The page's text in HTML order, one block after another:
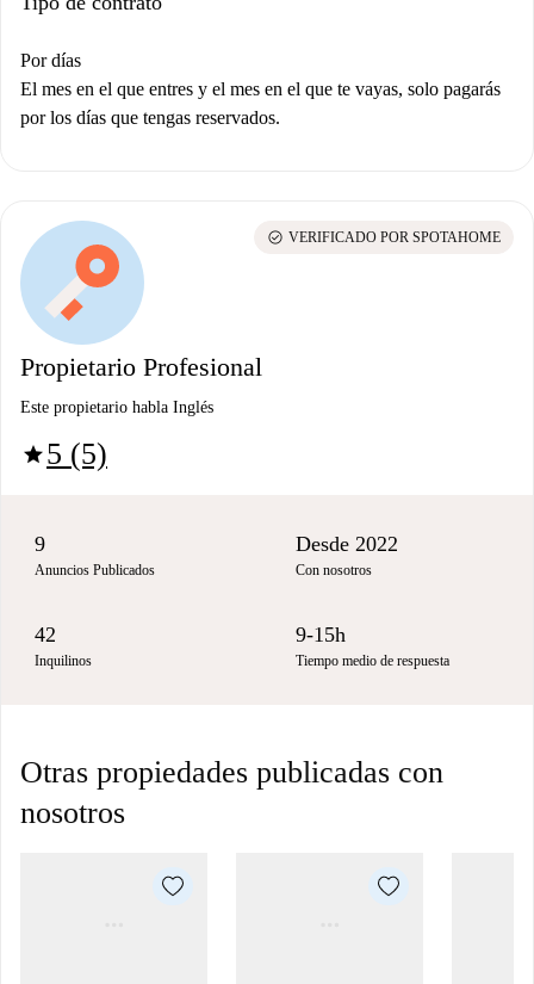
Por días
El mes en el que entres y el mes en el que te vayas, solo pagarás
por los días que tengas reservados.
Propietario Profesional
Este propietario habla Inglés
star5 (5)
check_circle VERIFICADO POR SPOTAHOME
9
Anuncios Publicados
Desde 2022
Con nosotros
42
Inquilinos
9-15h
Tiempo medio de respuesta
Otras propiedades publicadas con
nosotros